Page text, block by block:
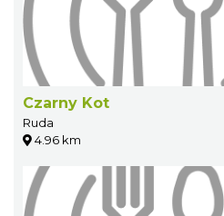
Czarny Kot
Ruda
4.96 km